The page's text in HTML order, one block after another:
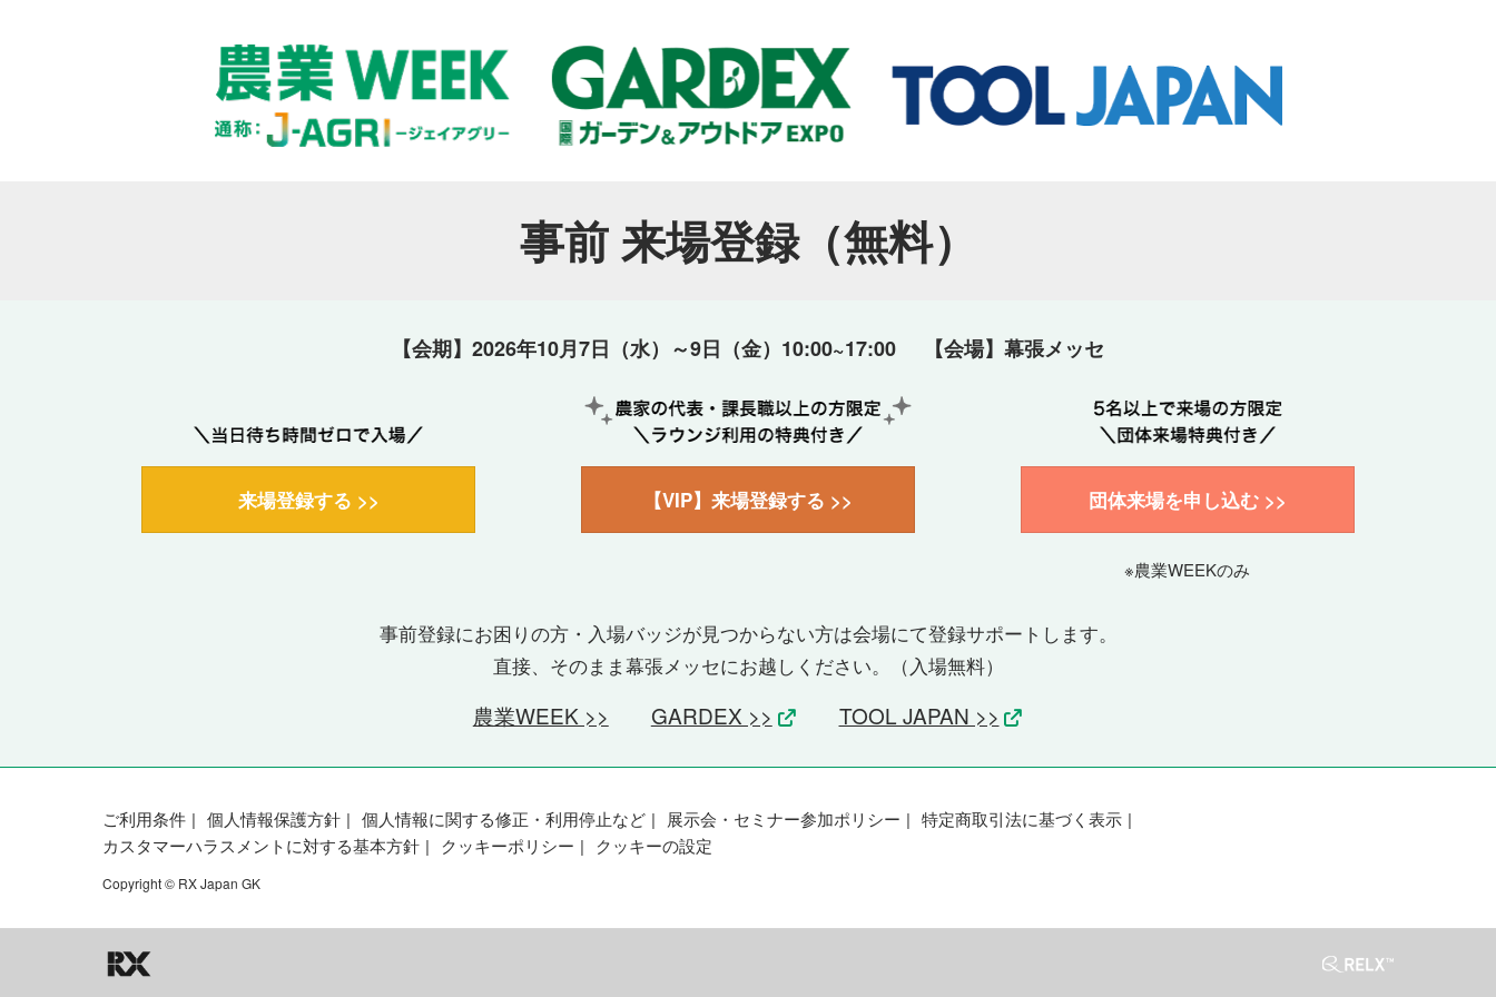
事前 来場登録（無料）
【会期】2026年10月7日（水）～9日（金）10:00~17:00 【会場】幕張メッセ
来場登録する >> 【VIP】来場登録する >> 団体来場を申し込む >>
※農業WEEKのみ
事前登録にお困りの方・入場バッジが見つからない方は会場にて登録サポートします。
直接、そのまま幕張メッセにお越しください。（入場無料）
農業WEEK >> GARDEX >> TOOL JAPAN >>
ご利用条件 個人情報保護方針 個人情報に関する修正・利用停止など 展示会・セミナー参加ポリシー
特定商取引法に基づく表示
カスタマーハラスメントに対する基本方針
クッキーポリシー クッキーの設定
Copyright © RX Japan GK